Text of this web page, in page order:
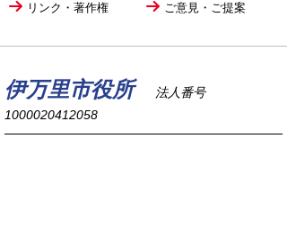
リンク・著作権 ご意見・ご提案
伊万里市役所
法人番号
1000020412058